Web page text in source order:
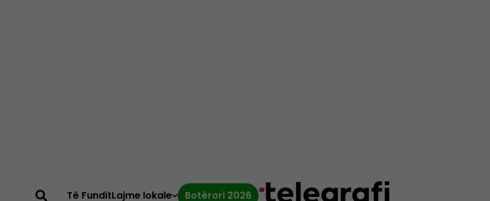
Të FunditLajme lokale Botërori 2026